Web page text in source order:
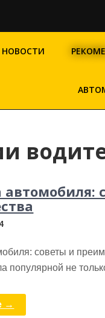
НОВОСТИ
автомобиля:
советы и
популярной не
→